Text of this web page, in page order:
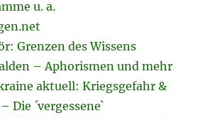
u. a.
Grenzen des Wissens
– Aphorismen und mehr
aktuell: Kriegsgefahr &
Die ´vergessene`